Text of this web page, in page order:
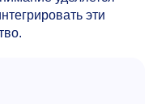
эти